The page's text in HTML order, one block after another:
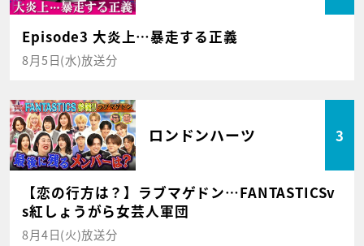
Episode3 大炎上…暴走する正義
8月5日(水)放送分
ロンドンハーツ 3
【恋の行方は？】ラブマゲドン…FANTASTICSv
s紅しょうがら女芸人軍団
8月4日(火)放送分